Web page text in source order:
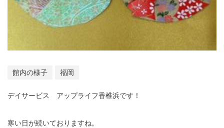
館内の様子 福岡
デイサービス アップライフ香椎浜です！
寒い日が続いておりますね。